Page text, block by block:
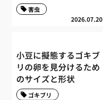
2026.07.20
害虫
小豆に擬態するゴキブ
リの卵を見分けるため
のサイズと形状
ゴキブリ